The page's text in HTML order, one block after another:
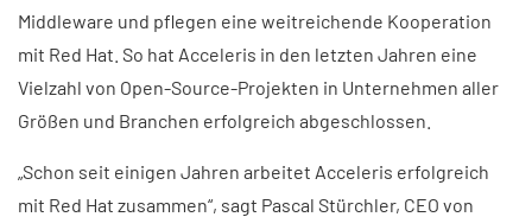
Middleware und pflegen eine weitreichende Kooperation
mit Red Hat. So hat Acceleris in den letzten Jahren eine
Vielzahl von Open-Source-Projekten in Unternehmen aller
Größen und Branchen erfolgreich abgeschlossen.
„Schon seit einigen Jahren arbeitet Acceleris erfolgreich
mit Red Hat zusammen“, sagt Pascal Stürchler, CEO von